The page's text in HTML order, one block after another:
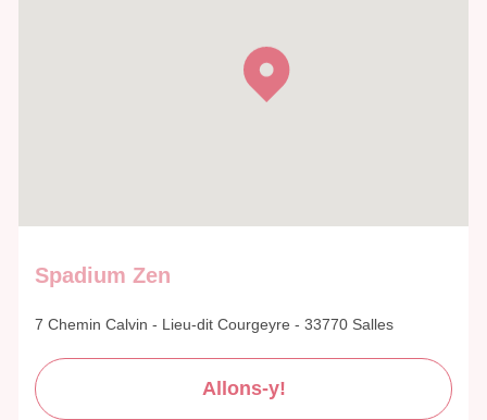
Spadium Zen
7 Chemin Calvin - Lieu-dit Courgeyre - 33770 Salles
Allons-y!